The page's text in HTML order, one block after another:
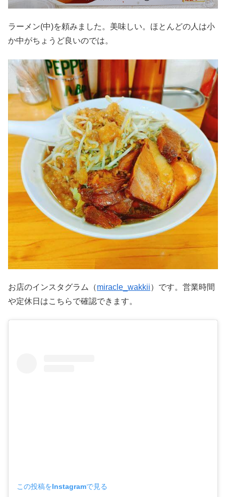
ラーメン(中)を頼みました。美味しい。ほとんどの人は小
か中がちょうど良いのでは。
お店のインスタグラム（miracle_wakkii）です。営業時間
や定休日はこちらで確認できます。
この投稿をInstagramで見る